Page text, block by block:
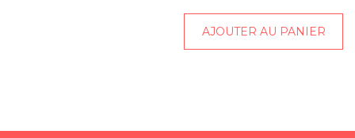
AJOUTER AU PANIER